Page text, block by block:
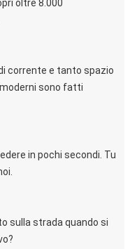
oltre 8.000
corrente e tanto spazio
sono fatti
in pochi secondi. Tu
sulla strada quando si